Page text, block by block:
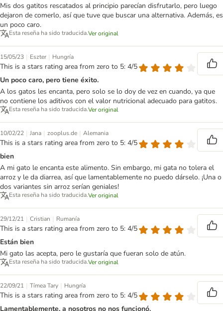
Mis dos gatitos rescatados al principio parecían disfrutarlo, pero luego
dejaron de comerlo, así que tuve que buscar una alternativa. Además, es
un poco caro.
Esta reseña ha sido traducida.Ver original
15/05/23 | Eszter | Hungría
This is a stars rating area from zero to 5: 4/5
Un poco caro, pero tiene éxito.
A los gatos les encanta, pero solo se lo doy de vez en cuando, ya que
no contiene los aditivos con el valor nutricional adecuado para gatitos.
Esta reseña ha sido traducida.Ver original
10/02/22 | Jana | zooplus.de | Alemania
This is a stars rating area from zero to 5: 4/5
bien
A mi gato le encanta este alimento. Sin embargo, mi gata no tolera el
arroz y le da diarrea, así que lamentablemente no puedo dárselo. ¡Una o
dos variantes sin arroz serían geniales!
Esta reseña ha sido traducida.Ver original
29/12/21 | Cristian | Rumanía
This is a stars rating area from zero to 5: 4/5
Están bien
Mi gato las acepta, pero le gustaría que fueran solo de atún.
Esta reseña ha sido traducida.Ver original
22/09/21 | Tímea Tary | Hungría
This is a stars rating area from zero to 5: 4/5
Lamentablemente, a nosotros no nos funcionó.